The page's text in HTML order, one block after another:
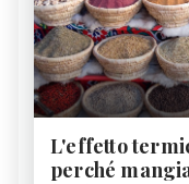
L'effetto
perché